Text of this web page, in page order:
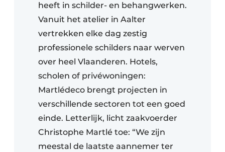
heeft in schilder- en behangwerken.
Vanuit het atelier in Aalter
vertrekken elke dag zestig
professionele schilders naar werven
over heel Vlaanderen. Hotels,
scholen of privéwoningen:
Martlédeco brengt projecten in
verschillende sectoren tot een goed
einde. Letterlijk, licht zaakvoerder
Christophe Martlé toe: “We zijn
meestal de laatste aannemer ter